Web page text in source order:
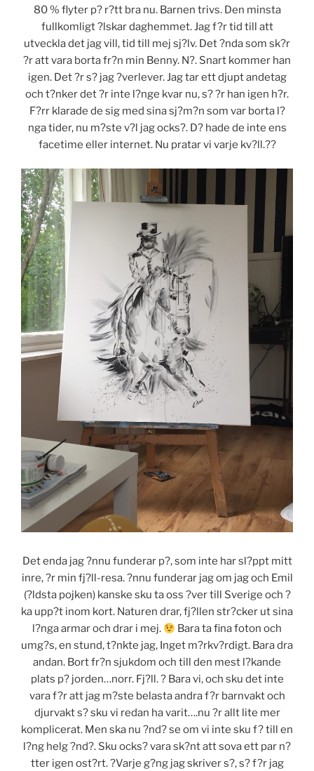
80 % flyter p? r?tt bra nu. Barnen trivs. Den minsta
fullkomligt ?lskar daghemmet. Jag f?r tid till att
utveckla det jag vill, tid till mej sj?lv. Det ?nda som sk?r
?r att vara borta fr?n min Benny. N?. Snart kommer han
igen. Det ?r s? jag ?verlever. Jag tar ett djupt andetag
och t?nker det ?r inte l?nge kvar nu, s? ?r han igen h?r.
F?rr klarade de sig med sina sj?m?n som var borta l?
nga tider, nu m?ste v?l jag ocks?. D? hade de inte ens
facetime eller internet. Nu pratar vi varje kv?ll.??
Det enda jag ?nnu funderar p?, som inte har sl?ppt mitt
inre, ?r min fj?ll-resa. ?nnu funderar jag om jag och Emil
(?ldsta pojken) kanske sku ta oss ?ver till Sverige och ?
ka upp?t inom kort. Naturen drar, fj?llen str?cker ut sina
l?nga armar och drar i mej.
Bara ta fina foton och
umg?s, en stund, t?nkte jag, Inget m?rkv?rdigt. Bara dra
andan. Bort fr?n sjukdom och till den mest l?kande
plats p? jorden…norr. Fj?ll. ? Bara vi, och sku det inte
vara f?r att jag m?ste belasta andra f?r barnvakt och
djurvakt s? sku vi redan ha varit….nu ?r allt lite mer
komplicerat. Men ska nu ?nd? se om vi inte sku f? till en
l?ng helg ?nd?. Sku ocks? vara sk?nt att sova ett par n?
tter igen ost?rt. ?Varje g?ng jag skriver s?, s? f?r jag